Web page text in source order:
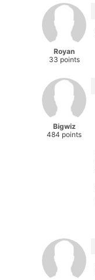
Royan
33 points
Bigwiz
484 points